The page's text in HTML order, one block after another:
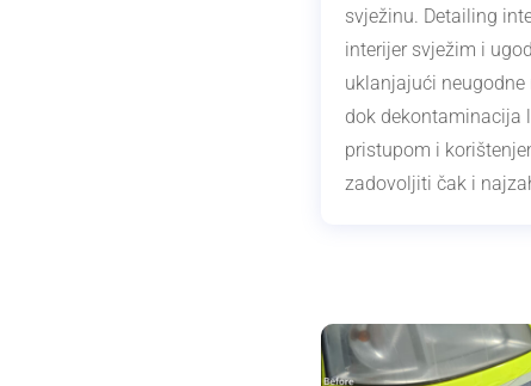
svježinu. Detailing
interijer svježim i
uklanjajući
dok dekontaminacija
pristupom i
zadovoljiti čak i